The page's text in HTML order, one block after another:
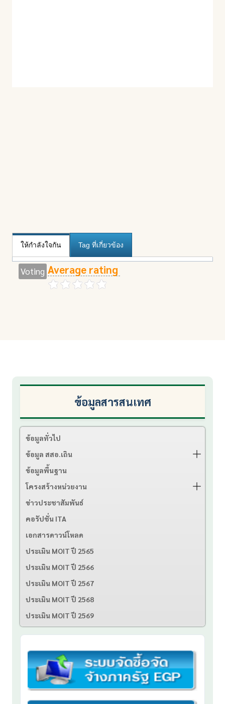
ให้กำลังใจกัน Tag ที่เกี่ยวข้อง
Voting Average rating
ข้อมูลสารสนเทศ
ข้อมูลทั่วไป
ข้อมูล สสอ.เถิน
ข้อมูลพื้นฐาน
โครงสร้างหน่วยงาน
ข่าวประชาสัมพันธ์
คอรัปชั่น ITA
เอกสารดาวน์โหลด
ประเมิน MOIT ปี 2565
ประเมิน MOIT ปี 2566
ประเมิน MOIT ปี 2567
ประเมิน MOIT ปี 2568
ประเมิน MOIT ปี 2569